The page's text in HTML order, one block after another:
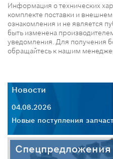
Информация о технических
комплекте поставки и
ознакомления и не является
быть изменена
уведомления. Для получения
обращайтесь к нашим
Новости
04.08.2026
Новые поступления
Спецпредложения